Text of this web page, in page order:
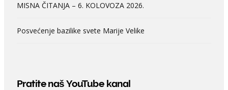
MISNA ČITANJA – 6. KOLOVOZA 2026.
Posvećenje bazilike svete Marije Velike
Pratite naš YouTube kanal